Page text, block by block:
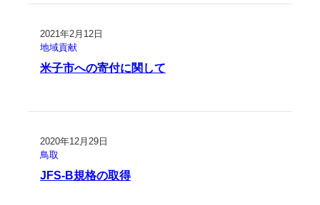
2021年2月12日
地域貢献
米子市への寄付に関して
2020年12月29日
鳥取
JFS-B規格の取得